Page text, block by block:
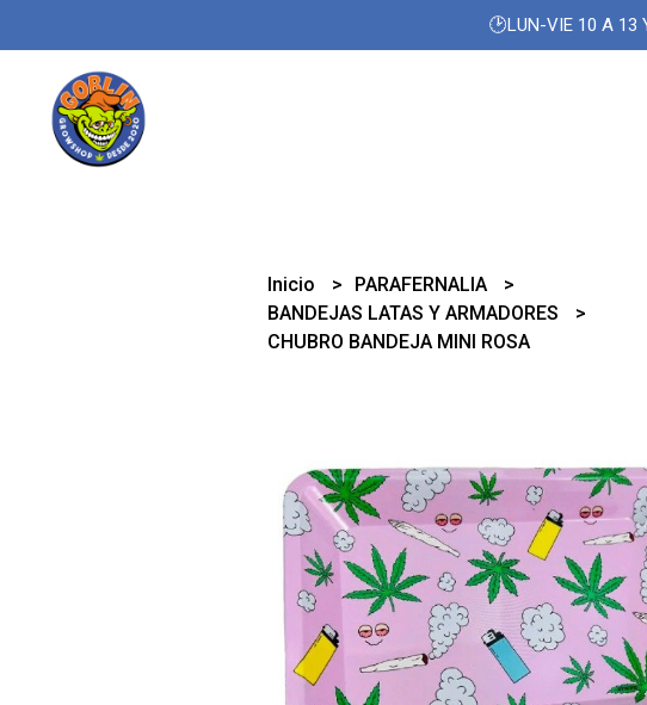
🕑LUN-VIE 10 A 13
Inicio
PARAFERNALIA
BANDEJAS LATAS Y ARMADORES
CHUBRO BANDEJA MINI ROSA